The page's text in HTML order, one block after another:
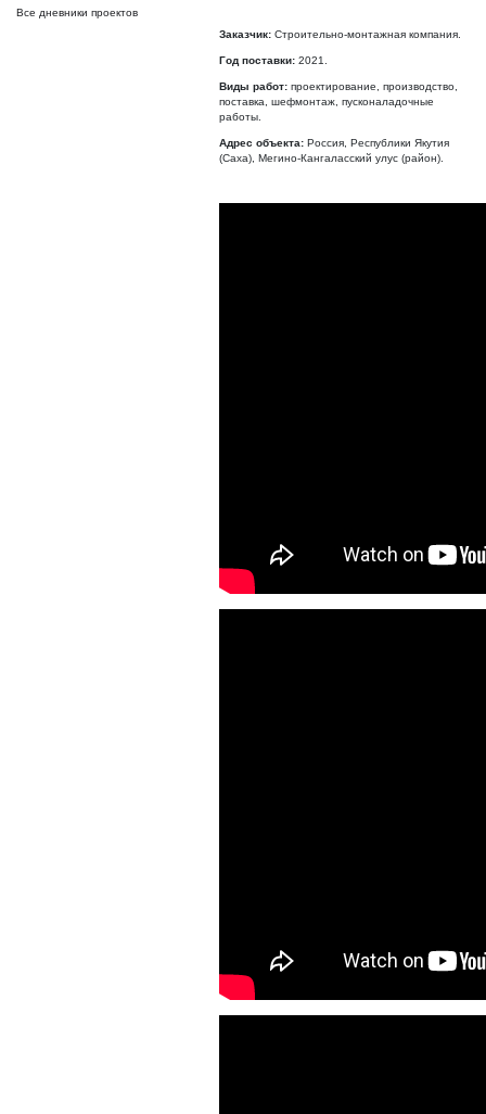
Все дневники проектов
Заказчик: Строительно-монтажная компания.
Год поставки: 2021.
Виды работ:проектирование, производство,
поставка, шефмонтаж, пусконаладочные
работы.
Адрес объекта:Россия, Республики Якутия
(Саха), Мегино-Кангаласский улус (район).